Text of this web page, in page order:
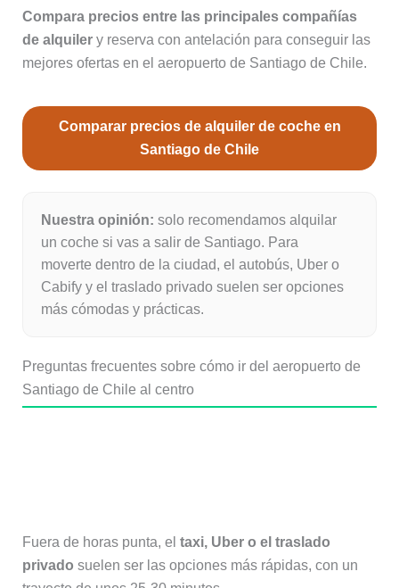
Compara precios entre las principales compañías
de alquilery reserva con antelación para conseguir las
mejores ofertas en el aeropuerto de Santiago de Chile.
Comparar precios de alquiler de coche en
Santiago de Chile
Nuestra opinión: solo recomendamos alquilar
un coche si vas a salir de Santiago. Para
moverte dentro de la ciudad, el autobús, Uber o
Cabify y el traslado privado suelen ser opciones
más cómodas y prácticas.
Preguntas frecuentes sobre cómo ir del aeropuerto de
Santiago de Chile al centro
Fuera de horas punta, el taxi, Uber o el traslado
privado suelen ser las opciones más rápidas, con un